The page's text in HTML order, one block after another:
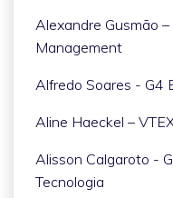
Alexandre Gusmão
Management
Alfredo Soares - G4
Aline Haeckel –
Alisson Calgaroto -
Tecnologia